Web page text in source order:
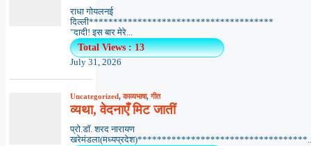
राधा गोयलनई
दिल्ली**************************************
"दादी! इस बार मेरे...
Total Views : 13
July 31, 2026
Uncategorized,काव्यभाषा,गीत
व्यथा, वेदनाएँ मिट जातीं
प्रो.डॉ. शरद नारायण